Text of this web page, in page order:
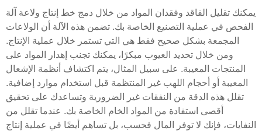
يمكنك تقليل الفاقد وفقدان المواد من خلال دمج خط إنتاج ولاعة آلة
الفحص في عملية التصنيع الخاصة بك. تضمن هذه الآلة أن الولاعات
المجمعة بشكل صحيح فقط هي التي تستمر خلال عملية الإنتاج.
ومن خلال تحديد العيوب مبكرًا، يمكنك تجنب إهدار المواد على
المنتجات المعيبة. على سبيل المثال، يتم اكتشاف أنظمة الإشعال
المعيبة أو أحجام اللهب غير المنتظمة قبل استخدام موارد إضافية.
تقلل هذه الدقة من النفقات غير الضرورية وتساعدك على تحقيق
أقصى استفادة من المواد الخام الخاصة بك. عندما تقلل من
النفايات، فإنك لا توفر المال فحسب، بل تساهم أيضًا في عملية إنتاج